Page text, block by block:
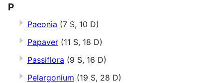
P
Paeonia (7 S, 10 D)
Papaver (11 S, 18 D)
Passiflora (9 S, 16 D)
Pelargonium (19 S, 28 D)